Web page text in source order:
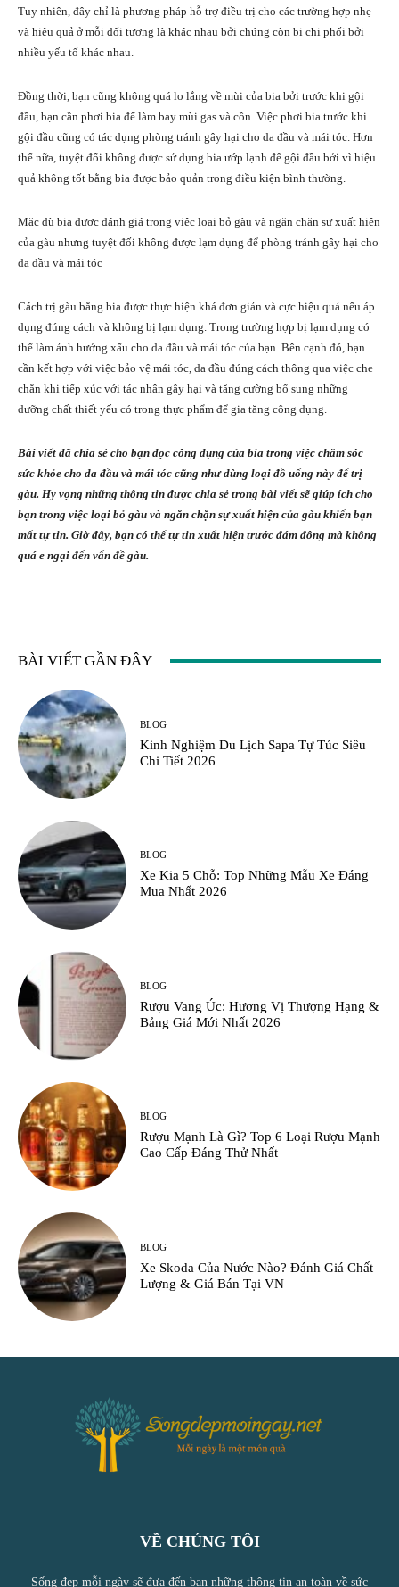
Tuy nhiên, đây chỉ là phương pháp hỗ trợ điều trị cho các trường hợp nhẹ
và hiệu quả ở mỗi đối tượng là khác nhau bởi chúng còn bị chi phối bởi
nhiều yếu tố khác nhau.
Đồng thời, bạn cũng không quá lo lắng về mùi của bia bởi trước khi gội
đầu, bạn cần phơi bia để làm bay mùi gas và cồn. Việc phơi bia trước khi
gội đầu cũng có tác dụng phòng tránh gây hại cho da đầu và mái tóc. Hơn
thế nữa, tuyệt đối không được sử dụng bia ướp lạnh để gội đầu bởi vì hiệu
quả không tốt bằng bia được bảo quản trong điều kiện bình thường.
Mặc dù bia được đánh giá trong việc loại bỏ gàu và ngăn chặn sự xuất hiện
của gàu nhưng tuyệt đối không được lạm dụng để phòng tránh gây hại cho
da đầu và mái tóc
Cách trị gàu bằng bia được thực hiện khá đơn giản và cực hiệu quả nếu áp
dụng đúng cách và không bị lạm dụng. Trong trường hợp bị lạm dụng có
thể làm ảnh hưởng xấu cho da đầu và mái tóc của bạn. Bên cạnh đó, bạn
cần kết hợp với việc bảo vệ mái tóc, da đầu đúng cách thông qua việc che
chắn khi tiếp xúc với tác nhân gây hại và tăng cường bổ sung những
dưỡng chất thiết yếu có trong thực phẩm để gia tăng công dụng.
Bài viết đã chia sẻ cho bạn đọc công dụng của bia trong việc chăm sóc
sức khỏe cho da đầu và mái tóc cũng như dùng loại đồ uống này để trị
gàu. Hy vọng những thông tin được chia sẻ trong bài viết sẽ giúp ích cho
bạn trong việc loại bỏ gàu và ngăn chặn sự xuất hiện của gàu khiến bạn
mất tự tin. Giờ đây, bạn có thể tự tin xuất hiện trước đám đông mà không
quá e ngại đến vấn đề gàu.
BÀI VIẾT GẦN ĐÂY
BLOG
Kinh Nghiệm Du Lịch Sapa Tự Túc Siêu
Chi Tiết 2026
BLOG
Xe Kia 5 Chỗ: Top Những Mẫu Xe Đáng
Mua Nhất 2026
BLOG
Rượu Vang Úc: Hương Vị Thượng Hạng &
Bảng Giá Mới Nhất 2026
BLOG
Rượu Mạnh Là Gì? Top 6 Loại Rượu Mạnh
Cao Cấp Đáng Thử Nhất
BLOG
Xe Skoda Của Nước Nào? Đánh Giá Chất
Lượng & Giá Bán Tại VN
VỀ CHÚNG TÔI
Sống đẹp mỗi ngày sẽ đưa đến bạn những thông tin an toàn về sức